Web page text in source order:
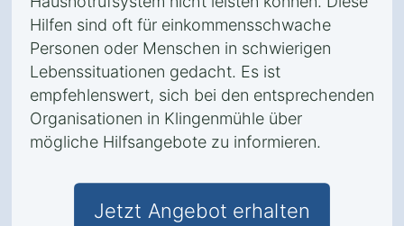
Hilfen sind oft für einkommensschwache
Personen oder Menschen in schwierigen
Lebenssituationen gedacht. Es ist
empfehlenswert, sich bei den entsprechenden
Organisationen in Klingenmühle über
mögliche Hilfsangebote zu informieren.
Jetzt Angebot erhalten